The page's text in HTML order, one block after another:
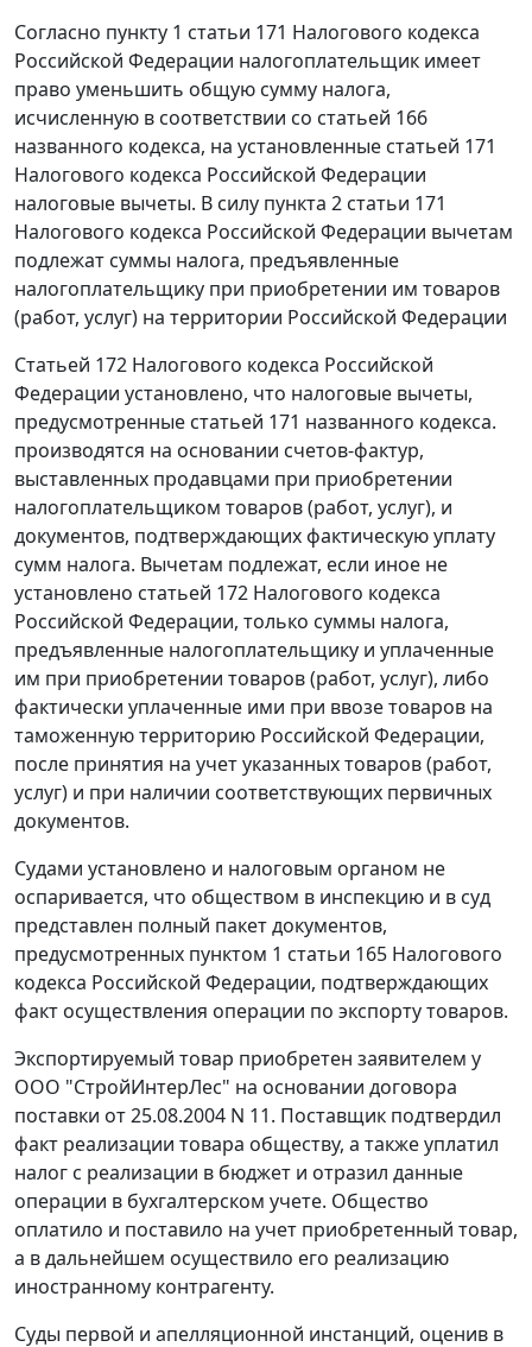
Согласно пункту 1 статьи 171 Налогового кодекса
Российской Федерации налогоплательщик имеет
право уменьшить общую сумму налога,
исчисленную в соответствии со статьей 166
названного кодекса, на установленные статьей 171
Налогового кодекса Российской Федерации
налоговые вычеты. В силу пункта 2 статьи 171
Налогового кодекса Российской Федерации вычетам
подлежат суммы налога, предъявленные
налогоплательщику при приобретении им товаров
(работ, услуг) на территории Российской Федерации
Статьей 172 Налогового кодекса Российской
Федерации установлено, что налоговые вычеты,
предусмотренные статьей 171 названного кодекса.
производятся на основании счетов-фактур,
выставленных продавцами при приобретении
налогоплательщиком товаров (работ, услуг), и
документов, подтверждающих фактическую уплату
сумм налога. Вычетам подлежат, если иное не
установлено статьей 172 Налогового кодекса
Российской Федерации, только суммы налога,
предъявленные налогоплательщику и уплаченные
им при приобретении товаров (работ, услуг), либо
фактически уплаченные ими при ввозе товаров на
таможенную территорию Российской Федерации,
после принятия на учет указанных товаров (работ,
услуг) и при наличии соответствующих первичных
документов.
Судами установлено и налоговым органом не
оспаривается, что обществом в инспекцию и в суд
представлен полный пакет документов,
предусмотренных пунктом 1 статьи 165 Налогового
кодекса Российской Федерации, подтверждающих
факт осуществления операции по экспорту товаров.
Экспортируемый товар приобретен заявителем у
ООО "СтройИнтерЛес" на основании договора
поставки от 25.08.2004 N 11. Поставщик подтвердил
факт реализации товара обществу, а также уплатил
налог с реализации в бюджет и отразил данные
операции в бухгалтерском учете. Общество
оплатило и поставило на учет приобретенный товар,
а в дальнейшем осуществило его реализацию
иностранному контрагенту.
Суды первой и апелляционной инстанций, оценив в